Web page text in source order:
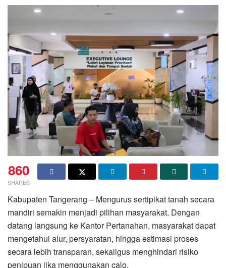
860
SHARES
Kabupaten Tangerang – Mengurus sertipikat tanah secara
mandiri semakin menjadi pilihan masyarakat. Dengan
datang langsung ke Kantor Pertanahan, masyarakat dapat
mengetahui alur, persyaratan, hingga estimasi proses
secara lebih transparan, sekaligus menghindari risiko
penipuan jika menggunakan calo.